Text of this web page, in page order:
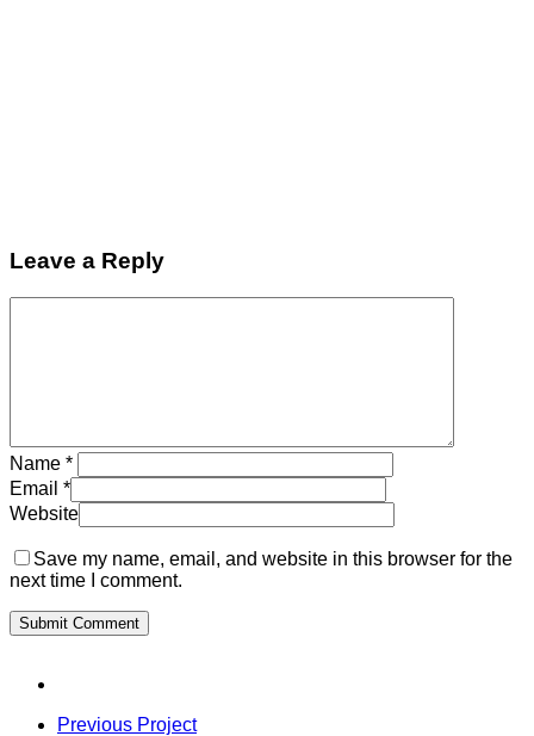
Leave a Reply
Name *
Email *
Website
Save my name, email, and website in this browser for the
next time I comment.
Previous Project